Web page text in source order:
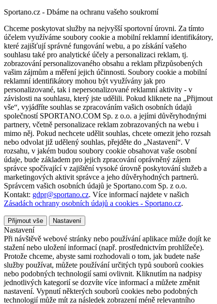
Sportano.cz - Dbáme na ochranu vašeho soukromí
Chceme poskytovat služby na nejvyšší sportovní úrovni. Za tímto
účelem využíváme soubory cookie a mobilní reklamní identifikátory,
které zajišťují správné fungování webu, a po získání vašeho
souhlasu také pro analytické účely a personalizaci reklam, tj.
zobrazování personalizovaného obsahu a reklam přizpůsobených
vašim zájmům a měření jejich účinnosti. Soubory cookie a mobilní
reklamní identifikátory mohou být využívány jak pro
personalizované, tak i nepersonalizované reklamní aktivity - v
závislosti na souhlasu, který jste udělili. Pokud kliknete na „Přijmout
vše“, vyjádříte souhlas se zpracováním vašich osobních údajů
společností SPORTANO.COM Sp. z o.o. a jejími důvěryhodnými
partnery, včetně personalizace reklam zobrazovaných na webu i
mimo něj. Pokud nechcete udělit souhlas, chcete omezit jeho rozsah
nebo odvolat již udělený souhlas, přejděte do „Nastavení“. V
rozsahu, v jakém budou soubory cookie obsahovat vaše osobní
údaje, bude základem pro jejich zpracování oprávněný zájem
správce spočívající v zajištění vysoké úrovně poskytování služeb a
marketingových aktivit správce a jeho důvěryhodných partnerů.
Správcem vašich osobních údajů je Sportano.com Sp. z o.o.
Kontakt: gdpr@sportano.cz. Více informací najdete v našich
Zásadách ochrany osobních údajů a cookies - Sportano.cz.
Přijmout vše Nastavení
Nastavení
Při návštěvě webové stránky nebo používání aplikace může dojít ke
stažení nebo uložení informací (např. prostřednictvím prohlížeče).
Protože chceme, abyste sami rozhodovali o tom, jak budete naše
služby používat, můžete používání určitých typů souborů cookies
nebo podobných technologií sami ovlivnit. Kliknutím na nadpisy
jednotlivých kategorií se dozvíte více informací a můžete změnit
nastavení. Vypnutí některých souborů cookies nebo podobných
technologií může mít za následek zobrazení méně relevantního